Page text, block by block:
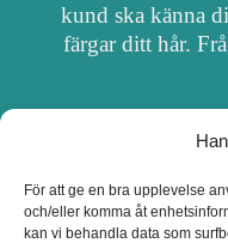
För att ge en bra upplevelse
och/eller komma åt
kan vi behandla data som
kund ska känna
färgar ditt hår.